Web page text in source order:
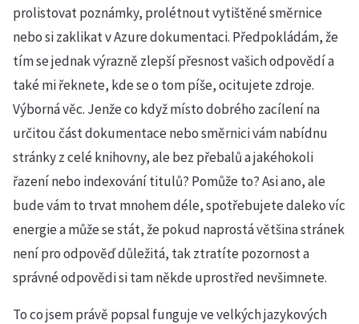
prolistovat poznámky, prolétnout vytištěné směrnice
nebo si zaklikat v Azure dokumentaci. Předpokládám, že
tím se jednak výrazně zlepší přesnost vašich odpovědí a
také mi řeknete, kde se o tom píše, ocitujete zdroje.
Výborná věc. Jenže co když místo dobrého zacílení na
určitou část dokumentace nebo směrnici vám nabídnu
stránky z celé knihovny, ale bez přebalů a jakéhokoli
řazení nebo indexování titulů? Pomůže to? Asi ano, ale
bude vám to trvat mnohem déle, spotřebujete daleko víc
energie a může se stát, že pokud naprostá většina stránek
není pro odpověď důležitá, tak ztratíte pozornost a
správné odpovědi si tam někde uprostřed nevšimnete.
To co jsem právě popsal funguje ve velkých jazykových